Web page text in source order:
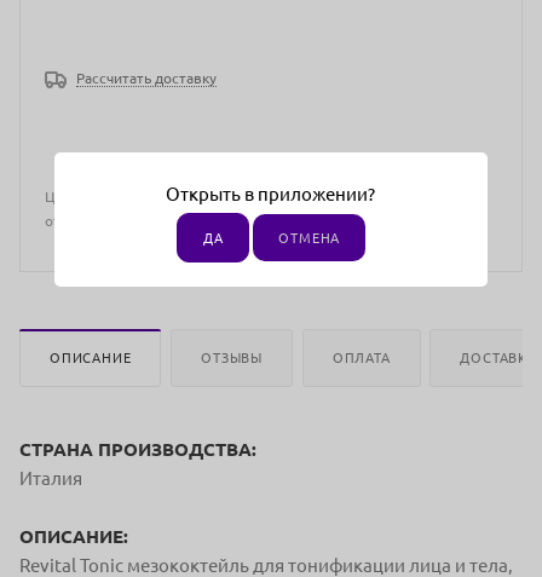
Рассчитать доставку
Цена действительна только для интернет-магазина и может
отличаться от цен в розничных магазинах
ОПИСАНИЕ ОТЗЫВЫ ОПЛАТА ДОСТАВКА
СТРАНА ПРОИЗВОДСТВА:
Италия
ОПИСАНИЕ:
Revital Tonic мезококтейль для тонификации лица и тела,
Открыть в приложении?
ДА ОТМЕНА